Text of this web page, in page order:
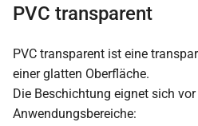
PVC transparent
PVC transparent ist eine
einer glatten Oberfläche.
Die Beschichtung eignet sich
Anwendungsbereiche: